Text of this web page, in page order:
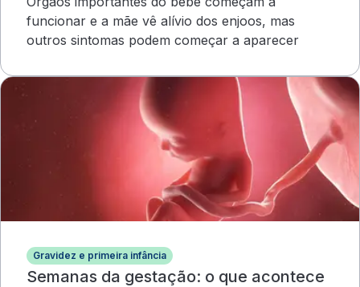
funcionar e a mãe vê alívio dos enjoos, mas
outros sintomas podem começar a aparecer
Gravidez e primeira infância
Semanas da gestação: o que acontece